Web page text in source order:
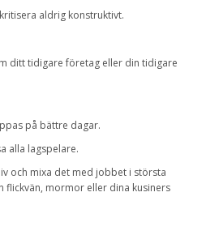
aldrig konstruktivt.
ditt tidigare företag eller din tidigare
på bättre dagar.
alla lagspelare.
och mixa det med jobbet i största
flickvän, mormor eller dina kusiners